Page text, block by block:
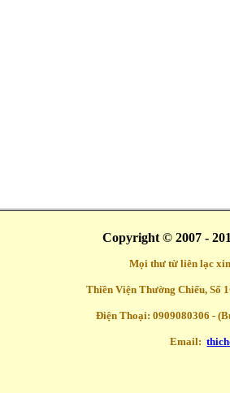
Copyright © 2007 -
Mọi thư từ liên lạc
Thiền Viện Thường Chiếu, Số
Điện Thoại: 0909080306 -
Email: